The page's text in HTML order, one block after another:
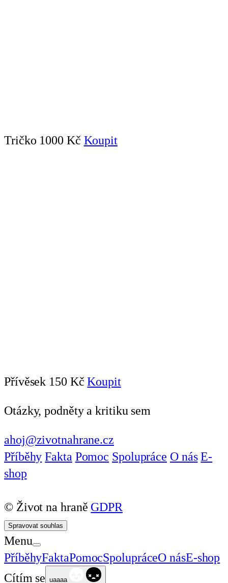
Tričko 1000 Kč Koupit
Přívěsek 150 Kč Koupit
Otázky, podněty a kritiku sem
ahoj@zivotnahrane.cz
Příběhy Fakta Pomoc Spolupráce O nás E-
shop
© Život na hraně GDPR
Spravovat souhlas
Menu
PříběhyFaktaPomocSpolupráceO násE-shop
Cítím se
uaaaa